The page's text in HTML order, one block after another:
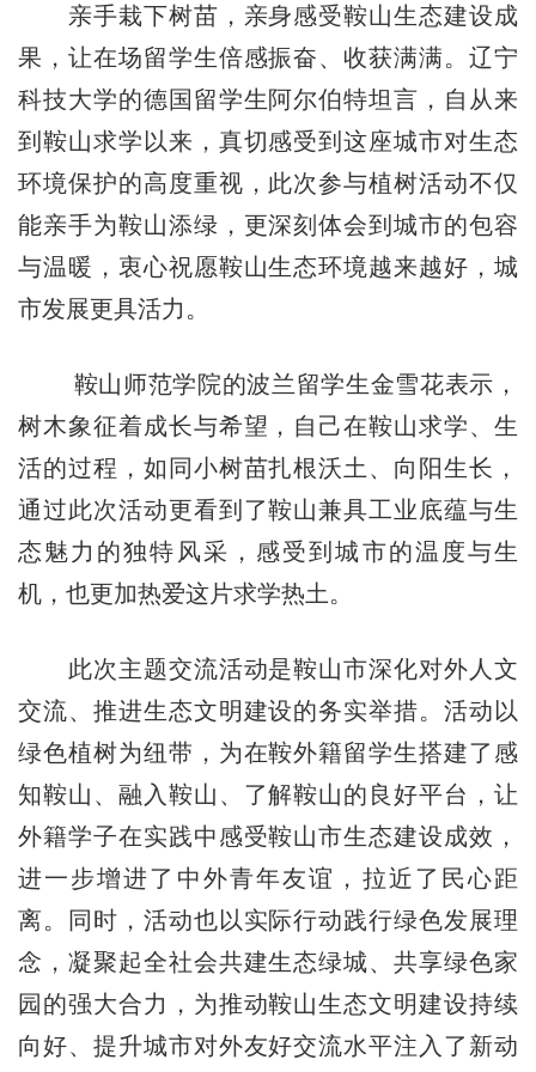
亲手栽下树苗，亲身感受鞍山生态建设成
果，让在场留学生倍感振奋、收获满满。辽宁
科技大学的德国留学生阿尔伯特坦言，自从来
到鞍山求学以来，真切感受到这座城市对生态
环境保护的高度重视，此次参与植树活动不仅
能亲手为鞍山添绿，更深刻体会到城市的包容
与温暖，衷心祝愿鞍山生态环境越来越好，城
市发展更具活力。
鞍山师范学院的波兰留学生金雪花表示，
树木象征着成长与希望，自己在鞍山求学、生
活的过程，如同小树苗扎根沃土、向阳生长，
通过此次活动更看到了鞍山兼具工业底蕴与生
态魅力的独特风采，感受到城市的温度与生
机，也更加热爱这片求学热土。
此次主题交流活动是鞍山市深化对外人文
交流、推进生态文明建设的务实举措。活动以
绿色植树为纽带，为在鞍外籍留学生搭建了感
知鞍山、融入鞍山、了解鞍山的良好平台，让
外籍学子在实践中感受鞍山市生态建设成效，
进一步增进了中外青年友谊，拉近了民心距
离。同时，活动也以实际行动践行绿色发展理
念，凝聚起全社会共建生态绿城、共享绿色家
园的强大合力，为推动鞍山生态文明建设持续
向好、提升城市对外友好交流水平注入了新动